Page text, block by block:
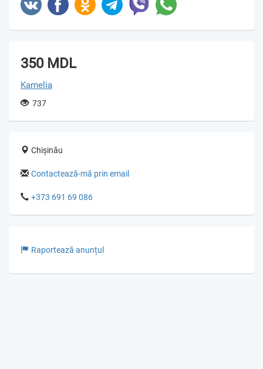
350 MDL
Kamelia
737
Chișinău
Contactează-mă prin email
+373 691 69 086
Raportează anunțul